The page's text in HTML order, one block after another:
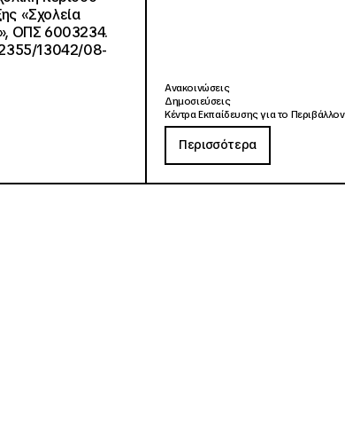
«Σχολεία
ΟΠΣ 6003234.
13042/08-
Ανακοινώσεις
Δημοσιεύσεις
Κέντρα Εκπαίδευσης για το
Περισσότερα